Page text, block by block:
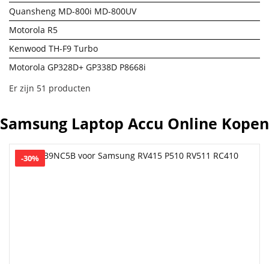
Quansheng MD-800i MD-800UV
Motorola R5
Kenwood TH-F9 Turbo
Motorola GP328D+ GP338D P8668i
Er zijn 51 producten
Samsung Laptop Accu Online Kopen
-30%